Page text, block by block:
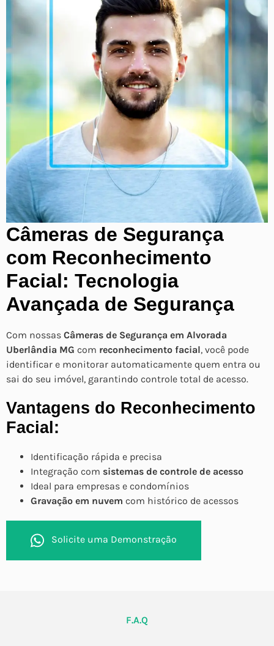
Câmeras de Segurança
com Reconhecimento
Facial: Tecnologia
Avançada de Segurança
Com nossas Câmeras de Segurança em Alvorada
Uberlândia MG com reconhecimento facial, você pode
identificar e monitorar automaticamente quem entra ou
sai do seu imóvel, garantindo controle total de acesso.
Vantagens do Reconhecimento
Facial:
Identificação rápida e precisa
Integração com sistemas de controle de acesso
Ideal para empresas e condomínios
Gravação em nuvem com histórico de acessos
Solicite uma Demonstração
F.A.Q